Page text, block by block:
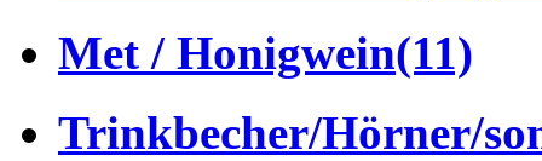
Met / Honigwein(11)
Trinkbecher/Hörner/